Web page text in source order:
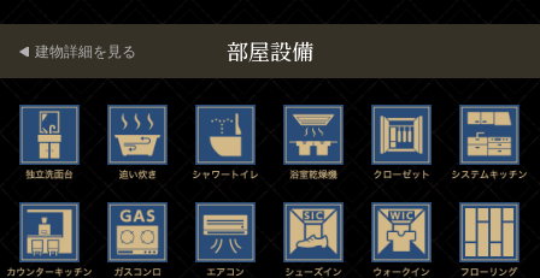
部屋設備
建物詳細を見る